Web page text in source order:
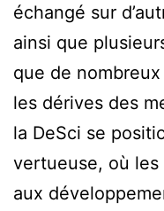
échangé sur
ainsi que
que de
les dérives des
la DeSci se
vertueuse, où
aux